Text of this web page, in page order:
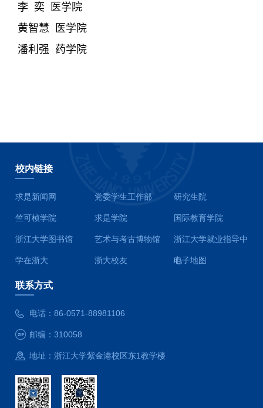
李 奕
医学院
黄智慧
医学院
潘利强 药学院
校内链接
求是新闻网 党委学生工作部 研究生院
竺可桢学院 求是学院 国际教育学院
浙江大学图书馆 艺术与考古博物馆 浙江大学就业指导中
心
学在浙大 浙大校友 电子地图
联系方式
电话：86-0571-88981106
邮编：310058
地址：浙江大学紫金港校区东1教学楼